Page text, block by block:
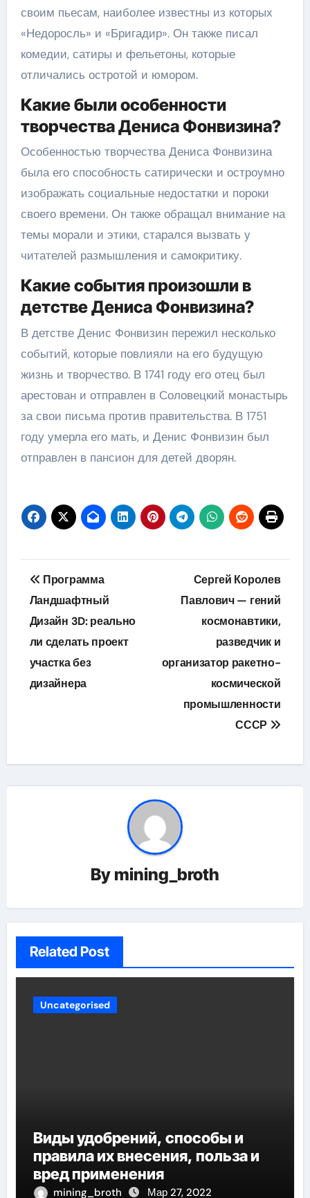
своим пьесам, наиболее известны из которых
«Недоросль» и «Бригадир». Он также писал
комедии, сатиры и фельетоны, которые
отличались остротой и юмором.
Какие были особенности
творчества Дениса Фонвизина?
Особенностью творчества Дениса Фонвизина
была его способность сатирически и остроумно
изображать социальные недостатки и пороки
своего времени. Он также обращал внимание на
темы морали и этики, старался вызвать у
читателей размышления и самокритику.
Какие события произошли в
детстве Дениса Фонвизина?
В детстве Денис Фонвизин пережил несколько
событий, которые повлияли на его будущую
жизнь и творчество. В 1741 году его отец был
арестован и отправлен в Соловецкий монастырь
за свои письма против правительства. В 1751
году умерла его мать, и Денис Фонвизин был
отправлен в пансион для детей дворян.
Навигация
по
записям
Программа
Ландшафтный
Дизайн 3D: реально
ли сделать проект
участка без
дизайнера
Сергей Королев
Павлович — гений
космонавтики,
разведчик и
организатор ракетно-
космической
промышленности
СССР
By mining_broth
Related Post
Uncategorised
Виды удобрений, способы и
правила их внесения, польза и
вред применения
mining_broth Мар 27, 2022